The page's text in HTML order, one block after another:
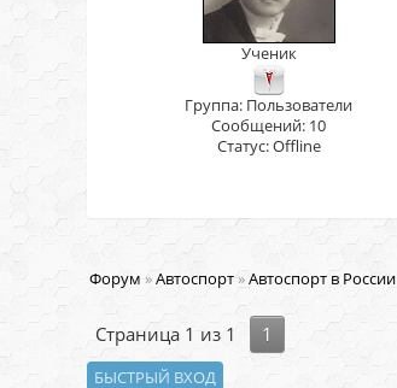
Ученик
Группа: Пользователи
Сообщений: 10
Статус:Offline
Форум »Автоспорт »Автоспорт в России
Страница 1 из 1
1